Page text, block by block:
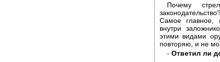
Почему
Самое главное,
внутри
этими видами
повторяю, и не
- Ответил ли